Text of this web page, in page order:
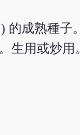
的成熟種子
生用或炒用